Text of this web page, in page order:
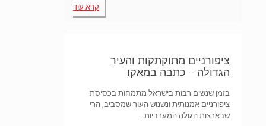
קרא עוד
ציפורניים מתוקתקות והעיר
הגדולה – כתבה במאקו
בזמן שנשים רבות בישראל מתמחות בכסיסת
ציפורניים אמנותית ונשנוש העור שמסביב, הרי
שבארצות הגולה המערביות…